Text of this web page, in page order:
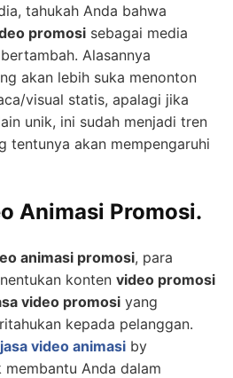
tahukah Anda bahwa
promosi sebagai media
Alasannya
akan lebih suka menonton
visual statis, apalagi jika
unik, ini sudah menjadi tren
tentunya akan mempengaruhi
Animasi Promosi.
animasi promosi, para
konten video promosi
video promosi yang
kepada pelanggan.
jasa video animasi by
Anda dalam